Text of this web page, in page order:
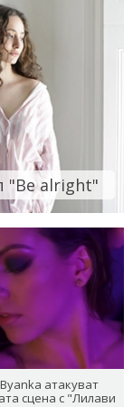
"Be alright"
атакуват
сцена с "Лилави